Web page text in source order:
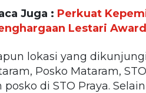
Juga : Perkuat
Lestari
lokasi yang
Posko Mataram,
posko di STO Praya.